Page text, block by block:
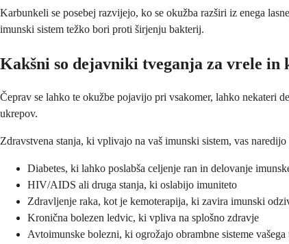
Karbunkeli se posebej razvijejo, ko se okužba razširi iz enega
imunski sistem težko bori proti širjenju bakterij.
Kakšni so dejavniki tveganja za vrele in
Čeprav se lahko te okužbe pojavijo pri vsakomer, lahko nekateri
ukrepov.
Zdravstvena stanja, ki vplivajo na vaš imunski sistem, vas
Diabetes, ki lahko poslabša celjenje ran in delovanje
HIV/AIDS ali druga stanja, ki oslabijo imuniteto
Zdravljenje raka, kot je kemoterapija, ki zavira imunski
Kronična bolezen ledvic, ki vpliva na splošno zdravje
Avtoimunske bolezni, ki ogrožajo obrambne sisteme vašega